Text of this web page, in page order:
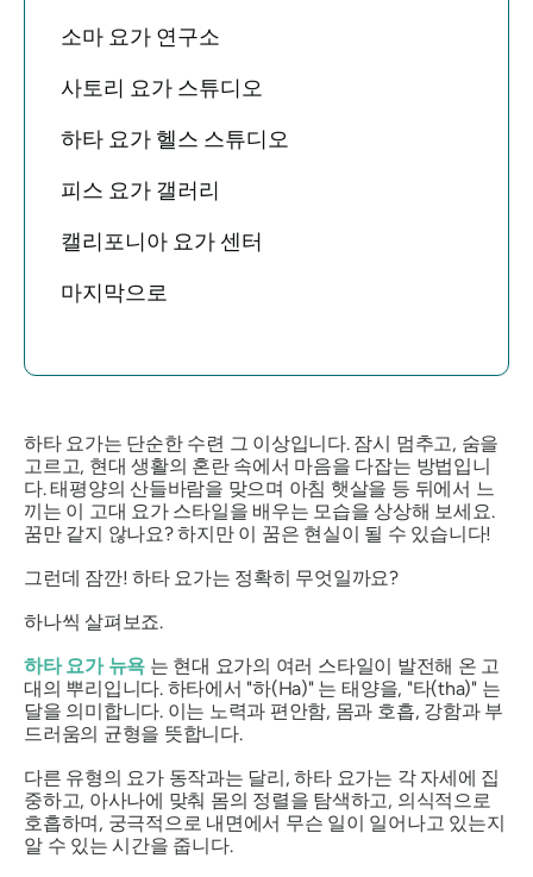
소마 요가 연구소
사토리 요가 스튜디오
하타 요가 헬스 스튜디오
피스 요가 갤러리
캘리포니아 요가 센터
마지막으로
하타 요가는 단순한 수련 그 이상입니다. 잠시 멈추고, 숨을
고르고, 현대 생활의 혼란 속에서 마음을 다잡는 방법입니
다. 태평양의 산들바람을 맞으며 아침 햇살을 등 뒤에서 느
끼는 이 고대 요가 스타일을 배우는 모습을 상상해 보세요.
꿈만 같지 않나요? 하지만 이 꿈은 현실이 될 수 있습니다!
그런데 잠깐! 하타 요가는 정확히 무엇일까요?
하나씩 살펴보죠.
하타 요가 뉴욕 는 현대 요가의 여러 스타일이 발전해 온 고
대의 뿌리입니다. 하타에서 "하(Ha)"는 태양을, "타(tha)"는
달을 의미합니다. 이는 노력과 편안함, 몸과 호흡, 강함과 부
드러움의 균형을 뜻합니다.
다른 유형의 요가 동작과는 달리, 하타 요가는 각 자세에 집
중하고, 아사나에 맞춰 몸의 정렬을 탐색하고, 의식적으로
호흡하며, 궁극적으로 내면에서 무슨 일이 일어나고 있는지
알 수 있는 시간을 줍니다.